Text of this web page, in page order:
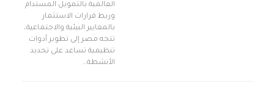
العالمية بالتمويل المستدام
وربط قرارات الاستثمار
بالمعايير البيئية والاجتماعية،
تتجه مصر إلى تطوير أدوات
تنظيمية تساعد على تحديد
الأنشطة…